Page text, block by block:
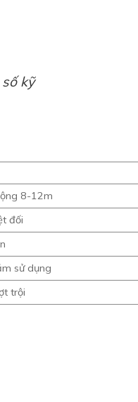
kỹ
8-12m
đối
sử dụng
trội